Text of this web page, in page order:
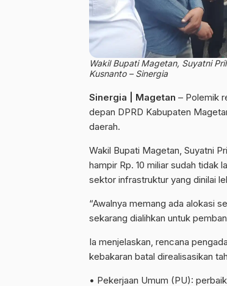
Wakil Bupati Magetan, Suyatni
Kusnanto – Sinergia
Sinergia | Magetan – Polemik
depan DPRD Kabupaten
daerah.
Wakil Bupati Magetan, Suyatni
hampir Rp. 10 miliar sudah tidak
sektor infrastruktur yang dinilai
“Awalnya memang ada alokasi
sekarang dialihkan untuk
Ia menjelaskan, rencana
kebakaran batal direalisasikan
• Pekerjaan Umum (PU):